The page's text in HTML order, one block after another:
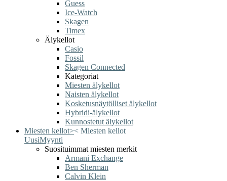
Guess
Ice-Watch
Skagen
Timex
Älykellot
Casio
Fossil
Skagen Connected
Kategoriat
Miesten älykellot
Naisten älykellot
Kosketusnäytölliset älykellot
Hybridi-älykellot
Kunnostetut älykellot
Miesten kellot>< Miesten kellot
UusiMyynti
Suosituimmat miesten merkit
Armani Exchange
Ben Sherman
Calvin Klein